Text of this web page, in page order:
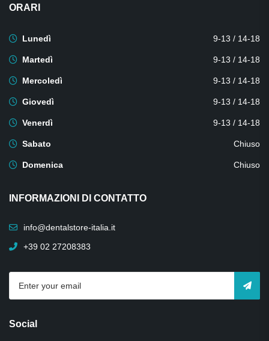
ORARI
Lunedì 9-13 / 14-18
Martedì 9-13 / 14-18
Mercoledì 9-13 / 14-18
Giovedì 9-13 / 14-18
Venerdì 9-13 / 14-18
Sabato Chiuso
Domenica Chiuso
INFORMAZIONI DI CONTATTO
info@dentalstore-italia.it
+39 02 27208383
Social